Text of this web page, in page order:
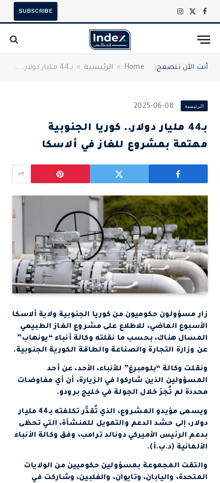
فيسبوك
X
الانستغرام
SUBSCRIBE
أنت الآن تتصفح: Home
» الرئيسية » بـ44 مليار دولار.. كوريا الجنوبية مهتمة بمشروع للغاز في ألاسكا
الرئيسية 2025-06-08
بـ44 مليار دولار.. كوريا الجنوبية
مهتمة بمشروع للغاز في ألاسكا
زار مسؤولون حكوميون من كوريا الجنوبية ولاية ألاسكا
الأسبوع الماضي، للاطلاع على مشروع الغاز الطبيعي
المسال هناك، بحسب ما نقلته وكالة أنباء “يونهاب”
عن وزارة التجارة والصناعة والطاقة الكورية الجنوبية.
ونقلت وكالة “بلومبرغ” للأنباء، الأحد، عن أحد
المسؤولين الذين شاركوا في الزيارة، أن أي مفاوضات
محددة لم تُجرَ خلال الجولة في خليج برودو.
ويسعى مؤيدو المشروع، الذي تُقدَّر تكلفته بـ44 مليار
دولار، إلى حشد الدعم والتمويل للمنشأة، التي تحظى
بدعم الرئيس الأميركي دونالد ترامب، وفق وكالة الأنباء
الألمانية (د.ب.أ).
والتقت المجموعة بمسؤولين حكوميين من الولايات
المتحدة، واليابان، وتايوان، والفلبين، وشاركت في